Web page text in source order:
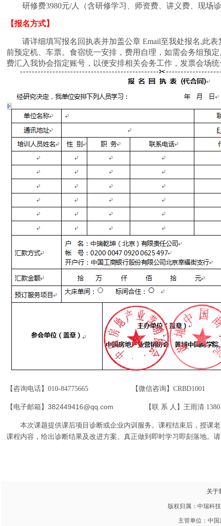
研修费3980元/人（含研修学习、师资费、讲义费、现场
【报名方式】
请详细填写报名回执表并加盖公章 Email至我处报名,此表
前预定机、车票。食宿统一安排，费用自理，如需会务组预
费汇入我协会指定账号，以便安排相关会务工作，发票会场
【咨询电话】 010-84775665 【微信咨询】 CRBD1001
【电子邮箱】 382449416@qq.com 【联 系 人】王雨清
本次课题提供课后项目诊断或企业内训服务。课程结束后，授课
课程内容，给出诊断结果及改进方案。真正做到即时学习即刻落地。
关于
版权归属：中瑞科
主管单位：中